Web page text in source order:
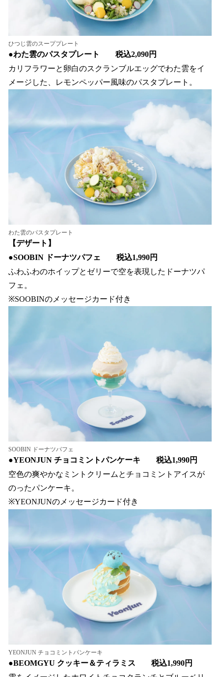
ひつじ雲のスーププレート
●わた雲のパスタプレート 税込2,090円
カリフラワーと卵白のスクランブルエッグでわた雲をイ
メージした、レモンペッパー風味のパスタプレート。
わた雲のパスタプレート
【デザート】
●SOOBIN ドーナツパフェ 税込1,990円
ふわふわのホイップとゼリーで空を表現したドーナツパ
フェ。
※SOOBINのメッセージカード付き
SOOBIN ドーナツパフェ
●YEONJUN チョコミントパンケーキ 税込1,990円
空色の爽やかなミントクリームとチョコミントアイスが
のったパンケーキ。
※YEONJUNのメッセージカード付き
YEONJUN チョコミントパンケーキ
●BEOMGYU クッキー＆ティラミス 税込1,990円